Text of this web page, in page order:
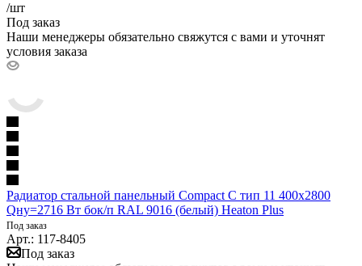
/шт
Под заказ
Наши менеджеры обязательно свяжутся с вами и уточнят
условия заказа
Радиатор стальной панельный Compact C тип 11 400х2800
Qну=2716 Вт бок/п RAL 9016 (белый) Heaton Plus
Под заказ
Арт.: 117-8405
Под заказ